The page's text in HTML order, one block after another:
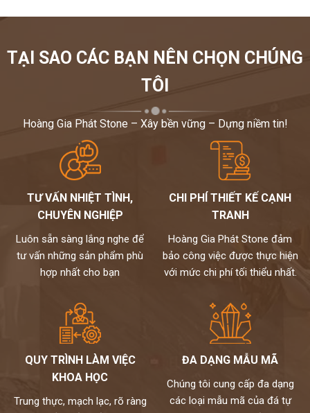
TẠI SAO CÁC BẠN NÊN CHỌN CHÚNG
TÔI
Hoàng Gia Phát Stone – Xây bền vững – Dựng niềm tin!
TƯ VẤN NHIỆT TÌNH,
CHUYÊN NGHIỆP
Luôn sẵn sàng lắng nghe để
tư vấn những sản phẩm phù
hợp nhất cho bạn
CHI PHÍ THIẾT KẾ CẠNH
TRANH
Hoàng Gia Phát Stone đảm
bảo công việc được thực hiện
với mức chi phí tối thiểu nhất.
QUY TRÌNH LÀM VIỆC
KHOA HỌC
Trung thực, mạch lạc, rõ ràng
ĐA DẠNG MẪU MÃ
Chúng tôi cung cấp đa dạng
các loại mẫu mã của đá tự